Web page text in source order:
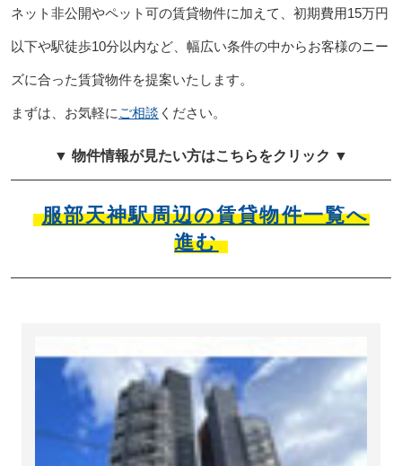
ネット非公開やペット可の賃貸物件に加えて、初期費用15万円
以下や駅徒歩10分以内など、幅広い条件の中からお客様のニー
ズに合った賃貸物件を提案いたします。
まずは、お気軽に ご相談 ください。
▼ 物件情報が見たい方はこちらをクリック ▼
服部天神駅周辺の賃貸物件一覧へ
進む